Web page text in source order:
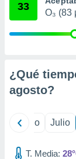
publicidad
33
O₃ (83
¿Qué
agosto?
Junio Julio
T. Media: